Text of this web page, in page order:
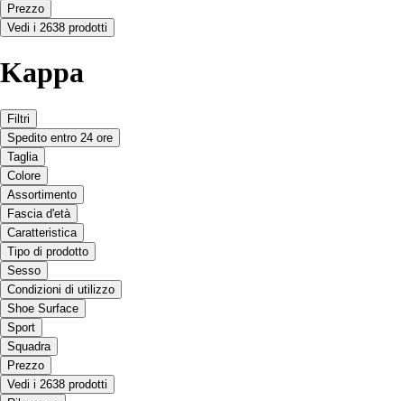
Prezzo
Vedi i 2638 prodotti
Kappa
Filtri
Spedito entro 24 ore
Taglia
Colore
Assortimento
Fascia d'età
Caratteristica
Tipo di prodotto
Sesso
Condizioni di utilizzo
Shoe Surface
Sport
Squadra
Prezzo
Vedi i 2638 prodotti